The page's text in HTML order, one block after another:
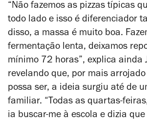
“Não fazemos as pizzas típicas
todo lado e isso é diferenciador
disso, a massa é muito boa.
fermentação lenta, deixamos
mínimo 72 horas”, explica ainda
revelando que, por mais
possa ser, a ideia surgiu até de
familiar. “Todas as quartas-
ia buscar-me à escola e dizia